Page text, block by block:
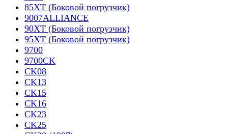
85XT (Боковой погрузчик)
9007ALLIANCE
90XT (Боковой погрузчик)
95XT (Боковой погрузчик)
9700
9700CK
CK08
CK13
CK15
CK16
CK23
CK25